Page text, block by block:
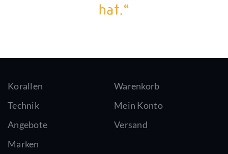
hat.“
Korallen
Technik
Angebote
Marken
Warenkorb
Mein Konto
Versand